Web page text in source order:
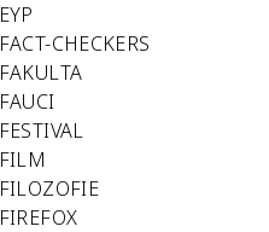
EYP
FACT-CHECKERS
FAKULTA
FAUCI
FESTIVAL
FILM
FILOZOFIE
FIREFOX